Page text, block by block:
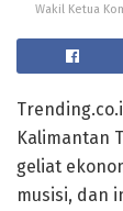
Wakil Ketua
Kalimantan
geliat
musisi, dan